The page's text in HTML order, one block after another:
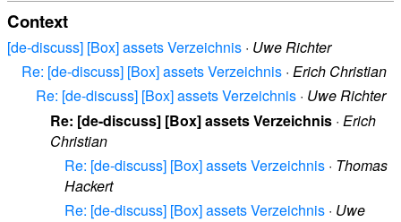
Context
[de-discuss] [Box] assets Verzeichnis · Uwe Richter
Re: [de-discuss] [Box] assets Verzeichnis · Erich Christian
Re: [de-discuss] [Box] assets Verzeichnis · Uwe Richter
Re: [de-discuss] [Box] assets Verzeichnis · Erich
Christian
Re: [de-discuss] [Box] assets Verzeichnis · Thomas
Hackert
Re: [de-discuss] [Box] assets Verzeichnis · Uwe